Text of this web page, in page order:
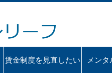
賃金制度を見直したい メン